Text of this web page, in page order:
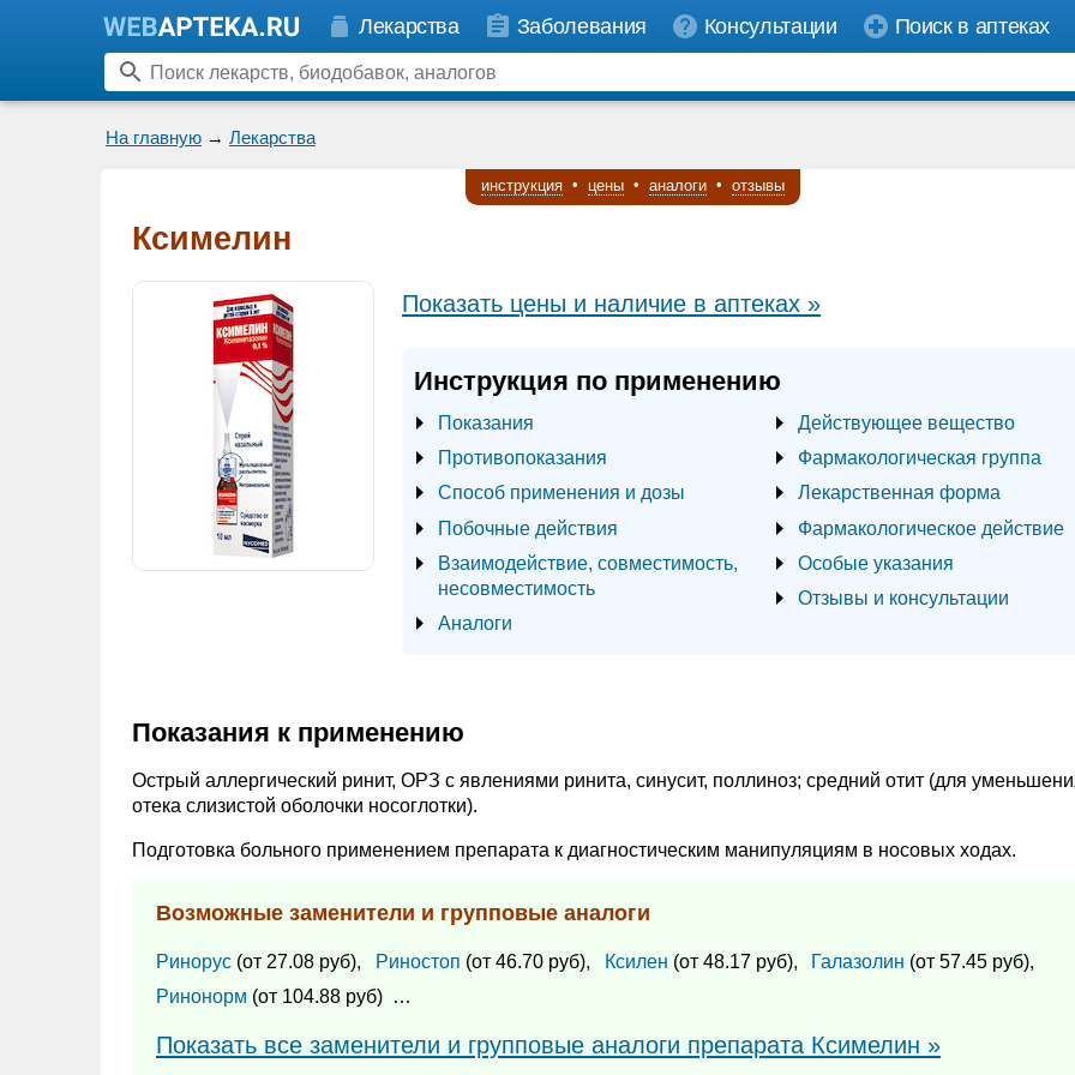
Лекарства Заболевания Консультации Поиск в аптеках
На главную → Лекарства
инструкция • цены • аналоги • отзывы
Ксимелин
Показать цены и наличие в аптеках »
Инструкция по применению
Показания
Противопоказания
Способ применения и дозы
Побочные действия
Взаимодействие, совместимость,
несовместимость
Аналоги
Действующее вещество
Фармакологическая группа
Лекарственная форма
Фармакологическое действие
Особые указания
Отзывы и консультации
Показания к применению
Острый аллергический ринит, ОРЗ с явлениями ринита, синусит, поллиноз; средний отит (для
отека слизистой оболочки носоглотки).
Подготовка больного применением препарата к диагностическим манипуляциям в носовых ходах.
Возможные заменители и групповые аналоги
Ринорус (от 27.08 руб), Риностоп (от 46.70 руб), Ксилен (от 48.17 руб), Галазолин (от 57.45 руб),
Ринонорм (от 104.88 руб) …
Показать все заменители и групповые аналоги препарата Ксимелин »